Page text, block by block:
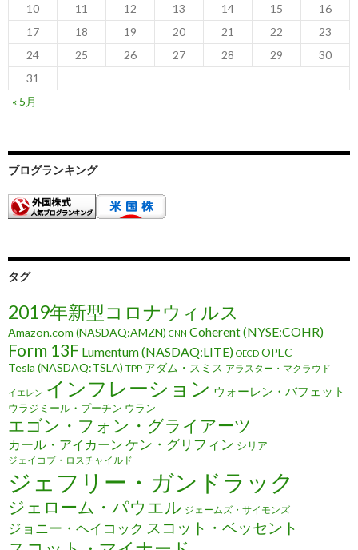
10
11 12 13 14 15
16
17
18 19 20 21 22
23
24
25 26 27 28 29
30
31
« 5月
ブログランキング
タグ
2019年新型コロナウィルス
Amazon.com (NASDAQ:AMZN) CNN Coherent (NYSE:COHR)
Form 13F Lumentum (NASDAQ:LITE) OECD OPEC
Tesla (NASDAQ:TSLA) TPP アダム・スミス アラスター・マクラウド
イエレン インフレーション ウォーレン・バフェット
ウラジミール・プーチン ウラン
エゴン・フォン・グライアーツ
カール・アイカーン ケン・グリフィン シリア
ジェイコブ・ロスチャイルド
ジェフリー・ガンドラック
ジェローム・パウエル ジェームズ・サイモンズ
ジョニー・ヘイコック スコット・ベッセント